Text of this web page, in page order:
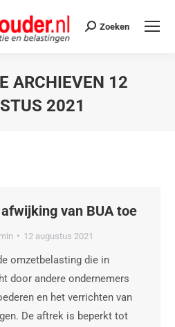
Zoeken
ARCHIEVEN 12
2021
van BUA toe
12 augustus 2021
omzetbelasting die in
door andere ondernemers
en het verrichten van
De aftrek is beperkt tot